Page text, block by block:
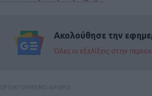
Ακολούθησε την
Όλες οι εξελίξεις στην